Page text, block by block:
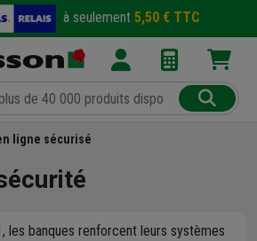
à seulement 5,50 € TTC
ligne sécurisé
les banques renforcent leurs systèmes